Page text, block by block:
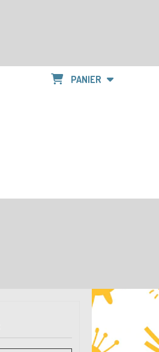
PANIER